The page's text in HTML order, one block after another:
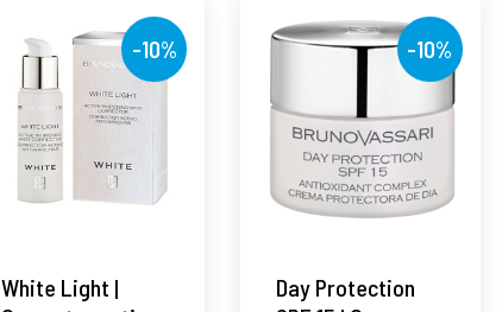
-10%
White Light |
-10%
Day Protection